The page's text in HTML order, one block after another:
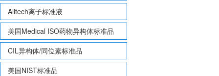
Alltech离子标准液
美国Medical ISO药物异构体标准品
CIL异构体/同位素标准品
美国NIST标准品